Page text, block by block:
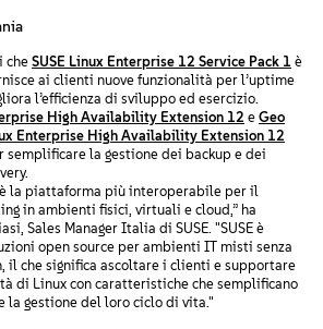
che SUSE Linux Enterprise 12 Service Pack 1 è
ai clienti nuove funzionalità per l’uptime
l’efficienza di sviluppo ed esercizio.
High Availability Extension 12 e Geo
Enterprise High Availability Extension 12
semplificare la gestione dei backup e dei
è la piattaforma più interoperabile per il
in ambienti fisici, virtuali e cloud,” ha
Sales Manager Italia di SUSE. "SUSE è
open source per ambienti IT misti senza
il che significa ascoltare i clienti e supportare
di Linux con caratteristiche che semplificano
la gestione del loro ciclo di vita."